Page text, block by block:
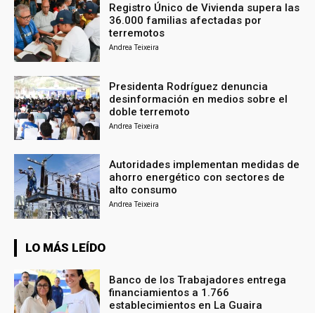
Registro Único de Vivienda supera las
36.000 familias afectadas por
terremotos
Andrea Teixeira
Presidenta Rodríguez denuncia
desinformación en medios sobre el
doble terremoto
Andrea Teixeira
Autoridades implementan medidas de
ahorro energético con sectores de
alto consumo
Andrea Teixeira
LO MÁS LEÍDO
Banco de los Trabajadores entrega
financiamientos a 1.766
establecimientos en La Guaira